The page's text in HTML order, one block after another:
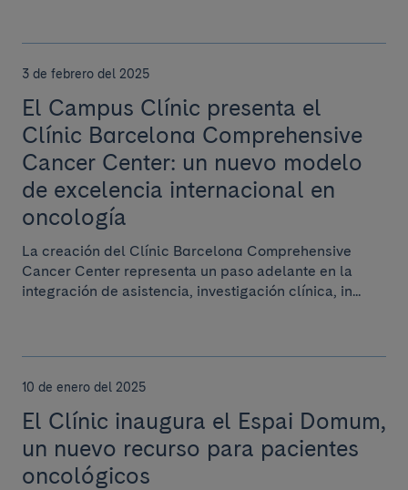
3 de febrero del 2025
El Campus Clínic presenta el
Clínic Barcelona Comprehensive
Cancer Center: un nuevo modelo
de excelencia internacional en
oncología
La creación del Clínic Barcelona Comprehensive
Cancer Center representa un paso adelante en la
integración de asistencia, investigación clínica, in...
10 de enero del 2025
El Clínic inaugura el Espai Domum,
un nuevo recurso para pacientes
oncológicos